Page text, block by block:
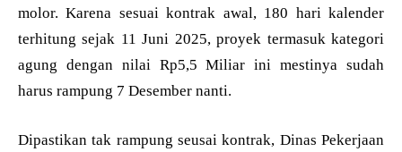
molor. Karena sesuai kontrak awal, 180 hari kalender
terhitung sejak 11 Juni 2025, proyek termasuk kategori
agung dengan nilai Rp5,5 Miliar ini mestinya sudah
harus rampung 7 Desember nanti.
Dipastikan tak rampung seusai kontrak, Dinas Pekerjaan